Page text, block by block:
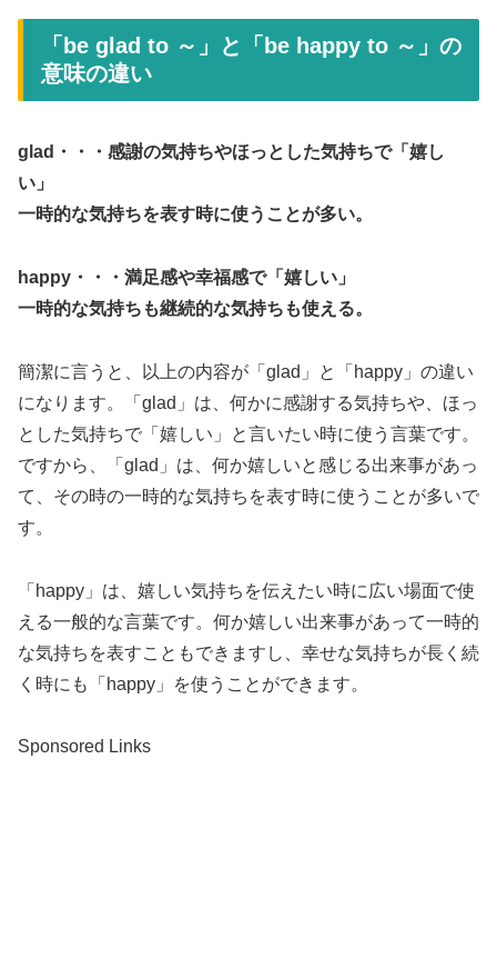
「be glad to ～」と「be happy to ～」の
意味の違い
glad・・・感謝の気持ちやほっとした気持ちで「嬉し
い」
一時的な気持ちを表す時に使うことが多い。
happy・・・満足感や幸福感で「嬉しい」
一時的な気持ちも継続的な気持ちも使える。
簡潔に言うと、以上の内容が「glad」と「happy」の違い
になります。「glad」は、何かに感謝する気持ちや、ほっ
とした気持ちで「嬉しい」と言いたい時に使う言葉です。
ですから、「glad」は、何か嬉しいと感じる出来事があっ
て、その時の一時的な気持ちを表す時に使うことが多いで
す。
「happy」は、嬉しい気持ちを伝えたい時に広い場面で使
える一般的な言葉です。何か嬉しい出来事があって一時的
な気持ちを表すこともできますし、幸せな気持ちが長く続
く時にも「happy」を使うことができます。
Sponsored Links